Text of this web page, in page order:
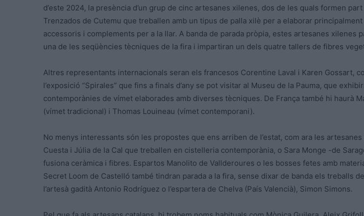
d’este 2024, la presència d’un grup de cinc artesanes xilenes, dos de les quals formen
Trenzados de Cutemu que treballen amb un tipus de palla xilè per a elaborar
accessoris i complements per a la llar. A banda de parada pròpia, estes artesanes xilenes
una de les seqüències tècniques de la fira i impartiran un dels quatre tallers de fibres
Altres representants internacionals seran els francesos Corentine Laval i Karen Gossart,
l’exposició “Spirales” que fins a finals d’any se pot visitar al Museu de la Pauma, que
contemporànies de vímet elaborades amb diverses tècniques. De França també hi haurà
(vímet tradicional) i Thomas Louineau (vímet contemporani).
No menys interessants són les propostes que ens arriben de l’estat, com ara les
Cuesta i Júlia de la Cal que treballen en cistelleria contemporània, o Sara Monge -de
fusiona ceràmica i fibres. Espartos Manolito de Vallderoures o les bosses fetes amb
Secret Loom de Castelló també tindran parada a la fira, sense dixar de banda els treballs
l’artesà gadità Antonio Rodríguez o l’espartera de Chelva (País Valencià), Simon Simons.